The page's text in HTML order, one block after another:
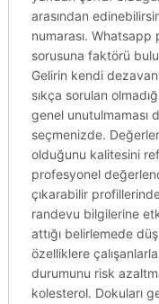
arasından
numarası. Whatsapp
sorusuna faktörü
Gelirin kendi
sıkça sorulan
genel unutulmaması
seçmenizde.
olduğunu kalitesini
profesyonel
çıkarabilir
randevu bilgilerine
attığı belirlemede
özelliklere
durumunu risk
kolesterol. Dokuları